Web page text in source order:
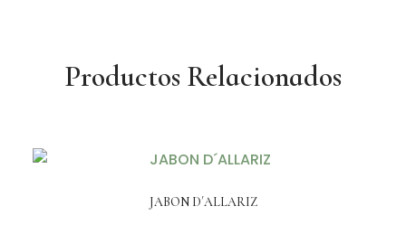
Productos Relacionados
JABON D´ALLARIZ